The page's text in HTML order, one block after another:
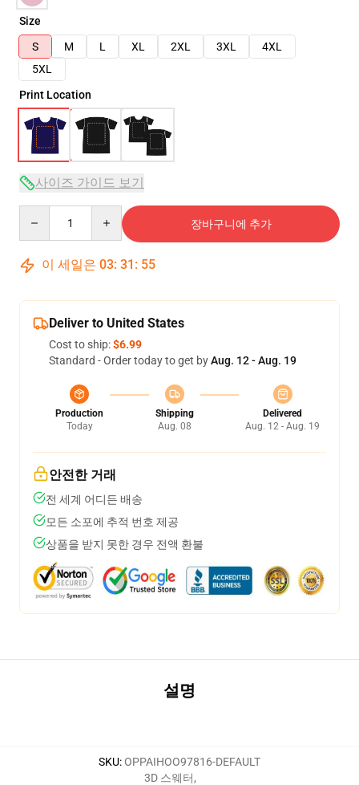
Size
S
M L XL 2XL 3XL
4XL
5XL
Print Location
사이즈 가이드 보기
장바구니에 추가
이 세일은 03: 31 : 54
Deliver to United States
Cost to ship:$6.99
Standard - Order today to get byAug. 12 - Aug. 19
Production
Today
Shipping
Aug. 08
Delivered
Aug. 12 - Aug. 19
안전한 거래
전 세계 어디든 배송
모든 소포에 추적 번호 제공
상품을 받지 못한 경우 전액 환불
설명
SKU:OPPAIHOO97816-DEFAULT
3D 스웨터,